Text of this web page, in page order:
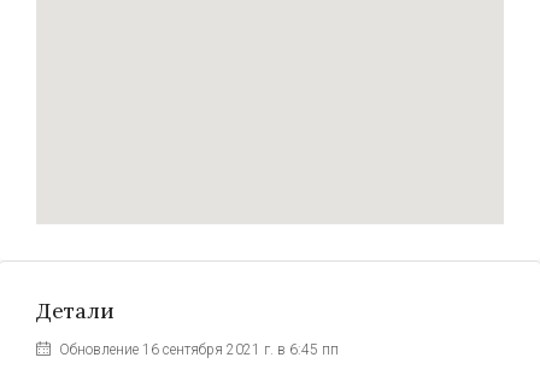
Детали
Обновление 16 сентября 2021 г. в 6:45 пп